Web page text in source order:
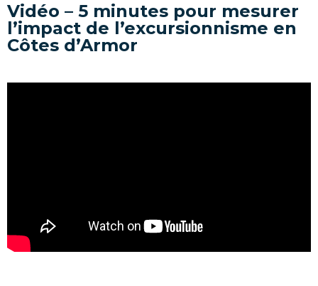
Vidéo – 5 minutes pour mesurer
l’impact de l’excursionnisme en
Côtes d’Armor